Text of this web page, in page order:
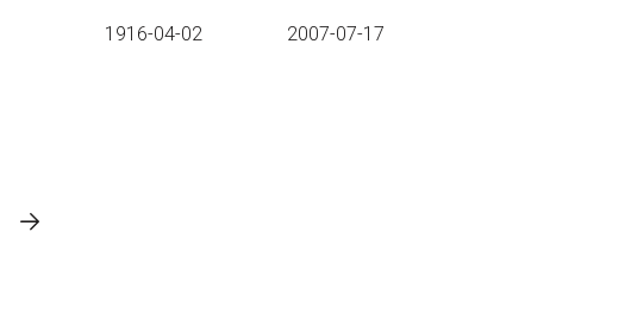
1916-04-02 2007-07-17